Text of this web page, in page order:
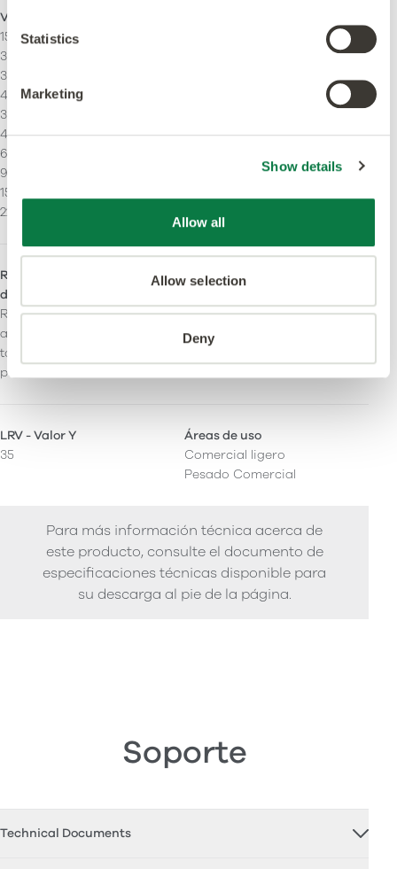
Statistics
Marketing
Show details
Allow all
Allow selection
Deny
Veta continua
152.4 x 457.2 mm
304.8 x 304.8 mm
304.8 x 457.2 mm
457.2 x 457.2 mm
304.8 x 609.6 mm
457,2 x 914,4mm
609.6 x 914.4 mm
914,4 x 914,4 mm
152.4 x 914.4 mm
228,6 x 1219,2mm
Puede ser instalado con
Resistencia al
deslizamiento
R10: Resistencia optimizada
al deslizamento durante
toda la vida útil del
producto.
Reacción fuego
LRV - Valor Y
35
Áreas de uso
Comercial ligero
Pesado Comercial
Para más información técnica acerca de
este producto, consulte el documento de
especificaciones técnicas disponible para
su descarga al pie de la página.
Soporte
Technical Documents